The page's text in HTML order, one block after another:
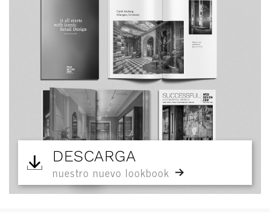
DESCARGA
nuestro nuevo lookbook